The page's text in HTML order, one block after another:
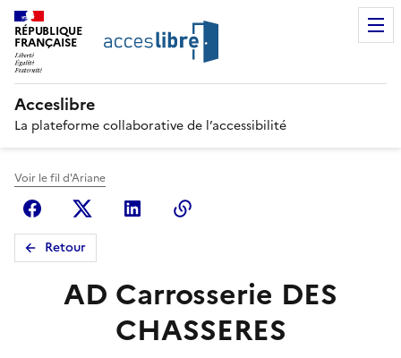
RÉPUBLIQUE
FRANÇAISE
Acceslibre
La plateforme collaborative de l’accessibilité
Voir le fil d'Ariane
FacebookX (anciennement Twitter)
Linkedin
Retour
AD Carrosserie DES
CHASSERES